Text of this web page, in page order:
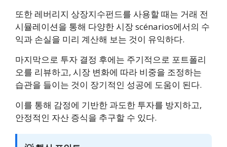
또한 레버리지 상장지수펀드를 사용할 때는 거래 전
시뮬레이션을 통해 다양한 시장 scénarios에서의 수
익과 손실을 미리 계산해 보는 것이 유익하다.
마지막으로 투자 결정 후에는 주기적으로 포트폴리
오를 리뷰하고, 시장 변화에 따라 비중을 조정하는
습관을 들이는 것이 장기적인 성공에 도움이 된다.
이를 통해 감정에 기반한 과도한 투자를 방지하고,
안정적인 자산 증식을 추구할 수 있다.